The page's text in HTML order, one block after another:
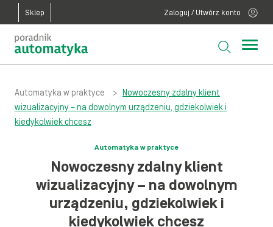
Sklep Zaloguj / Utwórz konto
Automatyka w praktyce >
Nowoczesny zdalny klient
wizualizacyjny – na dowolnym urządzeniu, gdziekolwiek i
kiedykolwiek chcesz
Automatyka w praktyce
Nowoczesny zdalny klient
wizualizacyjny – na dowolnym
urządzeniu, gdziekolwiek i
kiedykolwiek chcesz